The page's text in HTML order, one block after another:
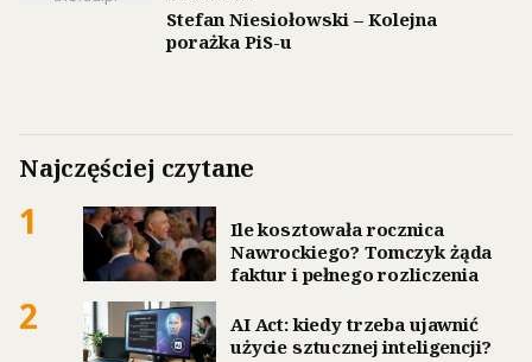
Stefan Niesiołowski – Kolejna
porażka PiS-u
Najczęściej czytane
1
Ile kosztowała rocznica
Nawrockiego? Tomczyk żąda
faktur i pełnego rozliczenia
2
AI Act: kiedy trzeba ujawnić
użycie sztucznej inteligencji?